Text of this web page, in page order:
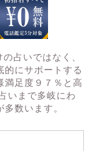
占いではなく、
的にサポートする
満足度９７％と高
いまで多岐にわ
数います。